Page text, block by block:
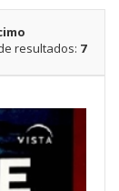
resultados: 7